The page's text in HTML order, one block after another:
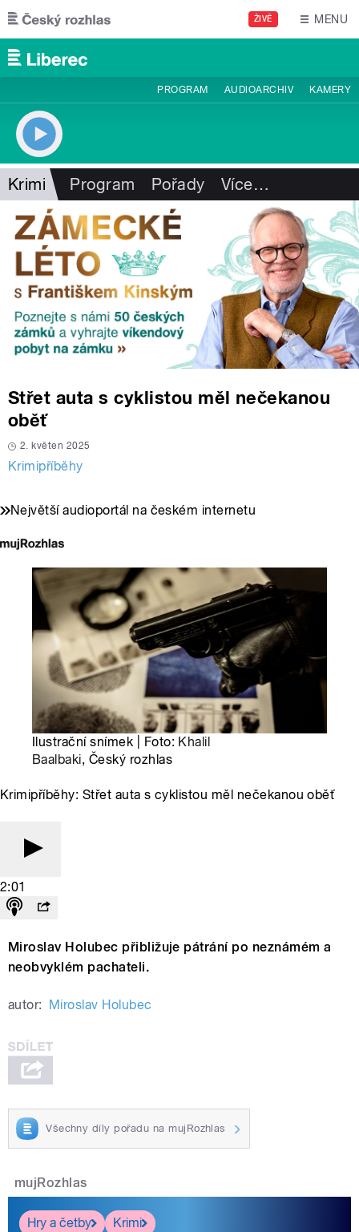
Přejít k hlavnímu obsahu
ŽIVĚ MENU
PROGRAM AUDIOARCHIV KAMERY
Krimi Program Pořady Více…
Střet auta s cyklistou měl nečekanou
oběť
2. květen 2025
Krimipříběhy
Největší audioportál na českém internetu
Ilustrační snímek | Foto: Khalil
Baalbaki, Český rozhlas
Krimipříběhy: Střet auta s cyklistou měl nečekanou oběť
2:01
Miroslav Holubec přibližuje pátrání po neznámém a
neobvyklém pachateli.
autor: Miroslav Holubec
Všechny díly pořadu na mujRozhlas
mujRozhlas
Hry a četby
Krimi